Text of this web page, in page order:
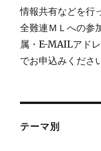
情報共有などを行
全難連ＭＬへの参
属・E-MAILアド
でお申込みくださ
テーマ別